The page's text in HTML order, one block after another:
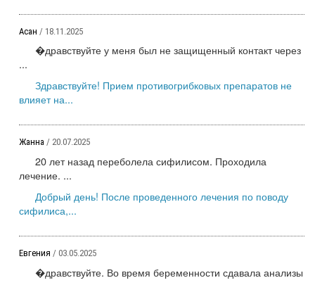
Асан / 18.11.2025
�дравствуйте у меня был не защищенный контакт через
...
Здравствуйте! Прием противогрибковых препаратов не
влияет на...
Жанна / 20.07.2025
20 лет назад переболела сифилисом. Проходила
лечение. ...
Добрый день! После проведенного лечения по поводу
сифилиса,...
Евгения / 03.05.2025
�дравствуйте. Во время беременности сдавала анализы